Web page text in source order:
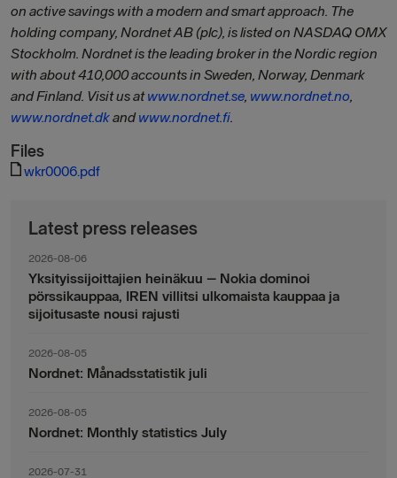
on active savings with a modern and smart approach. The
holding company, Nordnet AB (plc), is listed on NASDAQ OMX
Stockholm. Nordnet is the leading broker in the Nordic region
with about 410,000 accounts in Sweden, Norway, Denmark
and Finland. Visit us atwww.nordnet.se, www.nordnet.no,
www.nordnet.dkandwww.nordnet.fi.
Files
wkr0006.pdf
Latest press releases
2026-08-06
Yksityissijoittajien heinäkuu – Nokia dominoi
pörssikauppaa, IREN villitsi ulkomaista kauppaa ja
sijoitusaste nousi rajusti
2026-08-05
Nordnet: Månadsstatistik juli
2026-08-05
Nordnet: Monthly statistics July
2026-07-31